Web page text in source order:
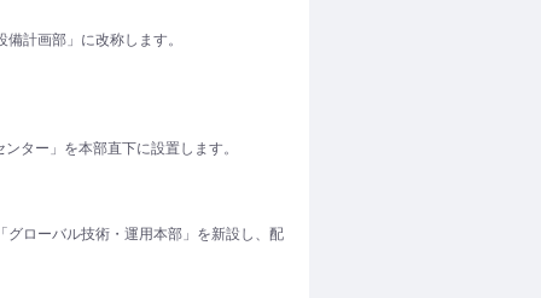
計画部」に改称します。
ター」を本部直下に設置します。
グローバル技術・運用本部」を新設し、配